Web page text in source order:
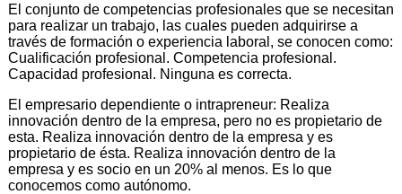
El conjunto de competencias profesionales que se necesitan
para realizar un trabajo, las cuales pueden adquirirse a
través de formación o experiencia laboral, se conocen como:
Cualificación profesional. Competencia profesional.
Capacidad profesional. Ninguna es correcta.
El empresario dependiente o intrapreneur: Realiza
innovación dentro de la empresa, pero no es propietario de
esta. Realiza innovación dentro de la empresa y es
propietario de ésta. Realiza innovación dentro de la
empresa y es socio en un 20% al menos. Es lo que
conocemos como autónomo.